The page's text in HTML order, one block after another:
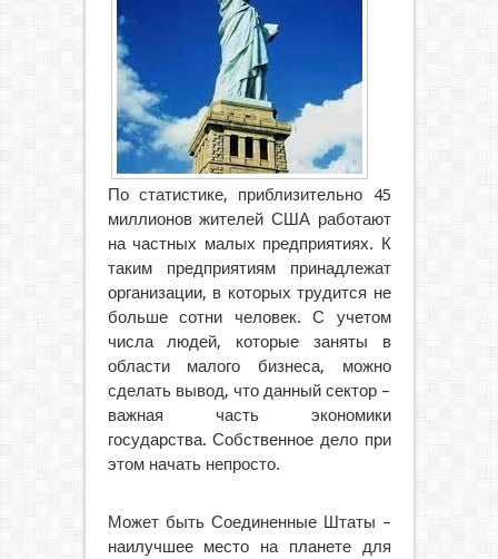
По статистике, приблизительно 45
миллионов жителей США работают
на частных малых предприятиях. К
таким предприятиям принадлежат
организации, в которых трудится не
больше сотни человек. С учетом
числа людей, которые заняты в
области малого бизнеса, можно
сделать вывод, что данный сектор –
важная часть экономики
государства. Собственное дело при
этом начать непросто.
Может быть Соединенные Штаты –
наилучшее место на планете для